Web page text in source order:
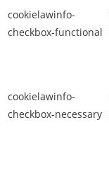
cookielawinfo-
checkbox-functional
cookielawinfo-
checkbox-necessary